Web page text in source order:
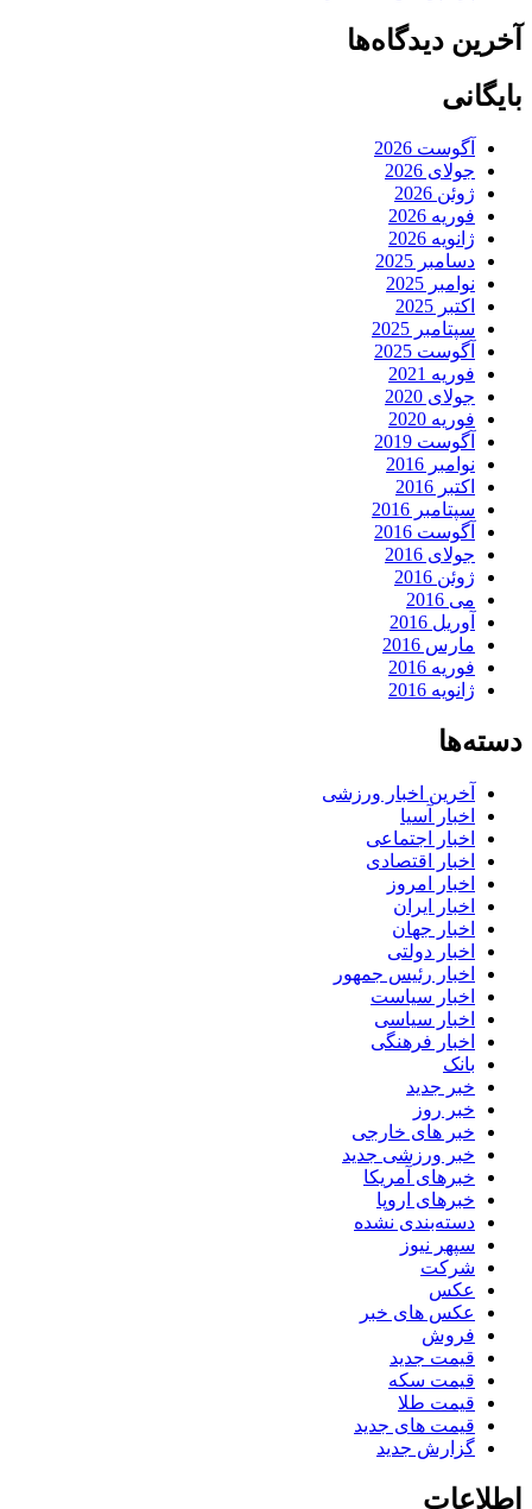
آخرین دیدگاه‌ها
بایگانی
آگوست 2026
جولای 2026
ژوئن 2026
فوریه 2026
ژانویه 2026
دسامبر 2025
نوامبر 2025
اکتبر 2025
سپتامبر 2025
آگوست 2025
فوریه 2021
جولای 2020
فوریه 2020
آگوست 2019
نوامبر 2016
اکتبر 2016
سپتامبر 2016
آگوست 2016
جولای 2016
ژوئن 2016
می 2016
آوریل 2016
مارس 2016
فوریه 2016
ژانویه 2016
دسته‌ها
آخرین اخبار ورزشی
اخبار آسیا
اخبار اجتماعی
اخبار اقتصادی
اخبار امروز
اخبار ایران
اخبار جهان
اخبار دولتی
اخبار رئیس جمهور
اخبار سیاست
اخبار سیاسی
اخبار فرهنگی
بانک
خبر جدید
خبر روز
خبر های خارجی
خبر ورزشی جدید
خبرهای آمریکا
خبرهای اروپا
دسته‌بندی نشده
سپهر نیوز
شرکت
عکس
عکس های خبر
فروش
قیمت جدید
قیمت سکه
قیمت طلا
قیمت های جدید
گزارش جدید
اطلاعات